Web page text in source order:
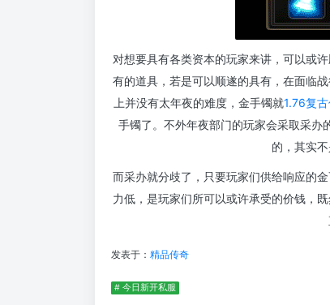
对想要具有各类资本的玩家来讲，可以或
有的道具，若是可以顺遂的具有，在面临
上并没有太年夜的难度，金手镯就1.76复
手镯了。不外年夜部门的玩家会采取采办
的，其实
而采办就分歧了，只要玩家们供给响应的
力低，是玩家们所可以或许承受的价钱，
发表于： 精品传奇
# 今日新开私服